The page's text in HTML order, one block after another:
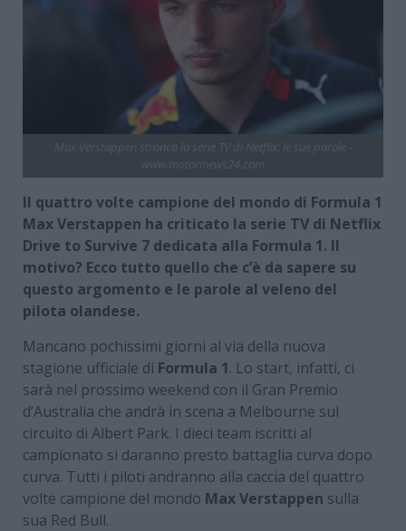
Il quattro volte campione del mondo di Formula 1
Max Verstappen ha criticato la serie TV di Netflix
Drive to Survive 7 dedicata alla Formula 1. Il
motivo? Ecco tutto quello che c’è da sapere su
questo argomento e le parole al veleno del
pilota olandese.
Mancano pochissimi giorni al via della nuova
stagione ufficiale di Formula 1. Lo start, infatti, ci
sarà nel prossimo weekend con il Gran Premio
d’Australia che andrà in scena a Melbourne sul
circuito di Albert Park. I dieci team iscritti al
campionato si daranno presto battaglia curva dopo
curva. Tutti i piloti andranno alla caccia del quattro
volte campione del mondo Max Verstappen sulla
sua Red Bull.